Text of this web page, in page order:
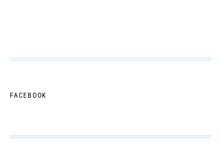
FACEBOOK